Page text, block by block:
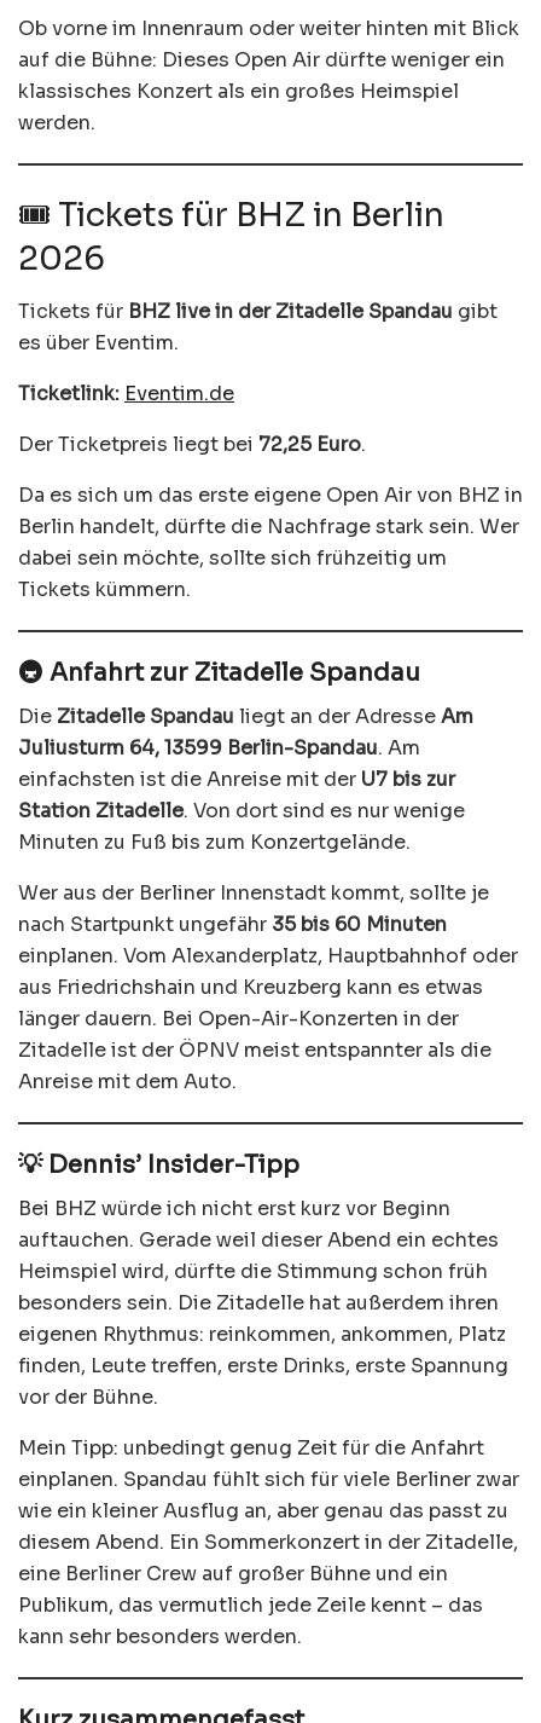
Ob vorne im Innenraum oder weiter hinten mit Blick
auf die Bühne: Dieses Open Air dürfte weniger ein
klassisches Konzert als ein großes Heimspiel
werden.
🎟️ Tickets für BHZ in Berlin
2026
Tickets für BHZ live in der Zitadelle Spandau gibt
es über Eventim.
Ticketlink: Eventim.de
Der Ticketpreis liegt bei 72,25 Euro.
Da es sich um das erste eigene Open Air von BHZ in
Berlin handelt, dürfte die Nachfrage stark sein. Wer
dabei sein möchte, sollte sich frühzeitig um
Tickets kümmern.
🚇 Anfahrt zur Zitadelle Spandau
Die Zitadelle Spandau liegt an der AdresseAm
Juliusturm 64, 13599 Berlin-Spandau. Am
einfachsten ist die Anreise mit der U7 bis zur
Station Zitadelle. Von dort sind es nur wenige
Minuten zu Fuß bis zum Konzertgelände.
Wer aus der Berliner Innenstadt kommt, sollte je
nach Startpunkt ungefähr 35 bis 60 Minuten
einplanen. Vom Alexanderplatz, Hauptbahnhof oder
aus Friedrichshain und Kreuzberg kann es etwas
länger dauern. Bei Open-Air-Konzerten in der
Zitadelle ist der ÖPNV meist entspannter als die
Anreise mit dem Auto.
💡 Dennis’ Insider-Tipp
Bei BHZ würde ich nicht erst kurz vor Beginn
auftauchen. Gerade weil dieser Abend ein echtes
Heimspiel wird, dürfte die Stimmung schon früh
besonders sein. Die Zitadelle hat außerdem ihren
eigenen Rhythmus: reinkommen, ankommen, Platz
finden, Leute treffen, erste Drinks, erste Spannung
vor der Bühne.
Mein Tipp: unbedingt genug Zeit für die Anfahrt
einplanen. Spandau fühlt sich für viele Berliner zwar
wie ein kleiner Ausflug an, aber genau das passt zu
diesem Abend. Ein Sommerkonzert in der Zitadelle,
eine Berliner Crew auf großer Bühne und ein
Publikum, das vermutlich jede Zeile kennt – das
kann sehr besonders werden.